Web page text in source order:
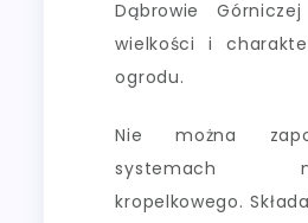
Dąbrowie
wielkości i
ogrodu.
Nie można
systemach
kropelkowego.